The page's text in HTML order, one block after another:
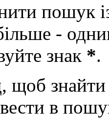
пошук
-
знак *.
щоб знайти
в